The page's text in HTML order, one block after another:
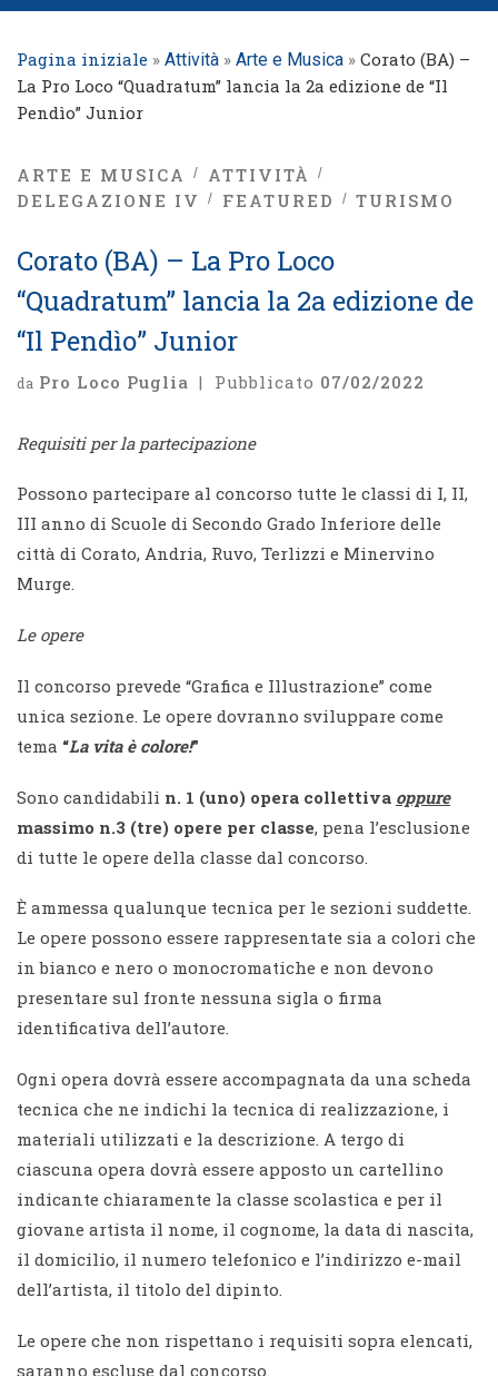
Pagina iniziale » Attività » Arte e Musica » Corato (BA) –
La Pro Loco “Quadratum” lancia la 2a edizione de “Il
Pendìo” Junior
ARTE E MUSICA
ATTIVITÀ
DELEGAZIONE IV
FEATURED TURISMO
Corato (BA) – La Pro Loco
“Quadratum” lancia la 2a edizione de
“Il Pendìo” Junior
da Pro Loco Puglia | Pubblicato 07/02/2022
Requisiti per la partecipazione
Possono partecipare al concorso tutte le classi di I, II,
III anno di Scuole di Secondo Grado Inferiore delle
città di Corato, Andria, Ruvo, Terlizzi e Minervino
Murge.
Le opere
Il concorso prevede “Grafica e Illustrazione” come
unica sezione. Le opere dovranno sviluppare come
tema “La vita è colore!”
Sono candidabili n. 1 (uno) opera collettiva oppure
massimo n.3 (tre) opere per classe, pena l’esclusione
di tutte le opere della classe dal concorso.
È ammessa qualunque tecnica per le sezioni suddette.
Le opere possono essere rappresentate sia a colori che
in bianco e nero o monocromatiche e non devono
presentare sul fronte nessuna sigla o firma
identificativa dell’autore.
Ogni opera dovrà essere accompagnata da una scheda
tecnica che ne indichi la tecnica di realizzazione, i
materiali utilizzati e la descrizione. A tergo di
ciascuna opera dovrà essere apposto un cartellino
indicante chiaramente la classe scolastica e per il
giovane artista il nome, il cognome, la data di nascita,
il domicilio, il numero telefonico e l’indirizzo e-mail
dell’artista, il titolo del dipinto.
Le opere che non rispettano i requisiti sopra elencati,
saranno escluse dal concorso.